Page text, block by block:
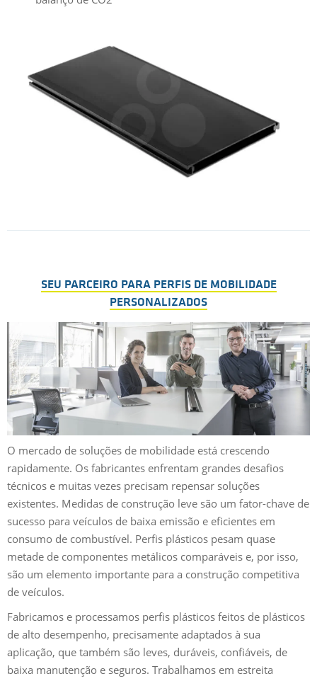
SEU PARCEIRO PARA PERFIS DE MOBILIDADE
PERSONALIZADOS
O mercado de soluções de mobilidade está crescendo
rapidamente. Os fabricantes enfrentam grandes desafios
técnicos e muitas vezes precisam repensar soluções
existentes. Medidas de construção leve são um fator-chave de
sucesso para veículos de baixa emissão e eficientes em
consumo de combustível. Perfis plásticos pesam quase
metade de componentes metálicos comparáveis e, por isso,
são um elemento importante para a construção competitiva
de veículos.
Fabricamos e processamos perfis plásticos feitos de plásticos
de alto desempenho, precisamente adaptados à sua
aplicação, que também são leves, duráveis, confiáveis, de
baixa manutenção e seguros. Trabalhamos em estreita